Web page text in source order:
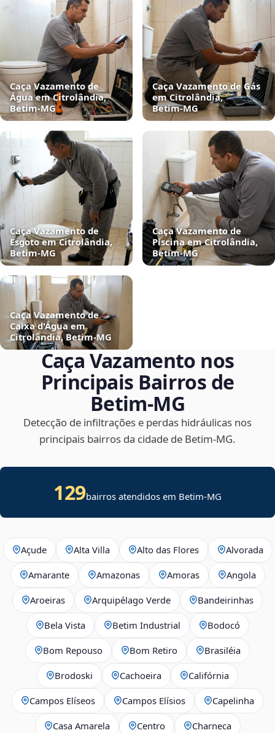
Caça Vazamento de
Água em Citrolândia,
Betim‑MG
Caça Vazamento de Gás
em Citrolândia,
Betim‑MG
Caça Vazamento de
Esgoto em Citrolândia,
Betim‑MG
Caça Vazamento de
Piscina em Citrolândia,
Betim‑MG
Caça Vazamento de
Caixa d'Água em
Citrolândia, Betim‑MG
Caça Vazamento nos
Principais Bairros de
Betim‑MG
Detecção de infiltrações e perdas hidráulicas nos
principais bairros da cidade de Betim‑MG.
129bairros atendidos em Betim-MG
Açude Alta Villa Alto das Flores Alvorada
Amarante Amazonas Amoras Angola
Aroeiras Arquipélago Verde Bandeirinhas
Bela Vista Betim Industrial Bodocó
Bom Repouso Bom Retiro Brasiléia
Brodoski Cachoeira Califórnia
Campos Elíseos Campos Elísios Capelinha
Casa Amarela Centro Charneca